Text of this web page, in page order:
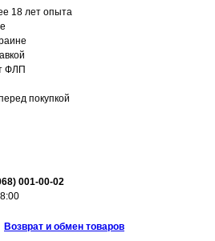
18 лет опыта
ФЛП
покупкой
001-00-02
Возврат и обмен товаров